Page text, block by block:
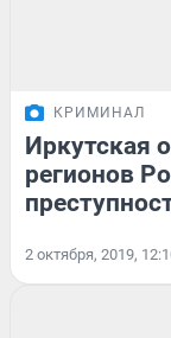
КРИМИНАЛ
Иркутская
регионов
2 октября, 2019,